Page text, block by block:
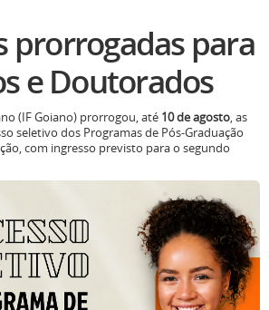
prorrogadas para
e Doutorados
(IF Goiano) prorrogou, até 10 de agosto, as
seletivo dos Programas de Pós-Graduação
com ingresso previsto para o segundo